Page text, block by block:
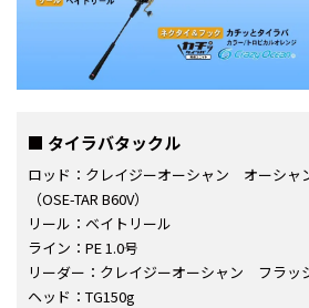
タイラバタックル
ロッド：クレイジーオーシャン オーシャ
（OSE-TAR B60V）
リール：ベイトリール
ライン：PE 1.0号
リーダー：クレイジーオーシャン フラッ
ヘッド：TG150g